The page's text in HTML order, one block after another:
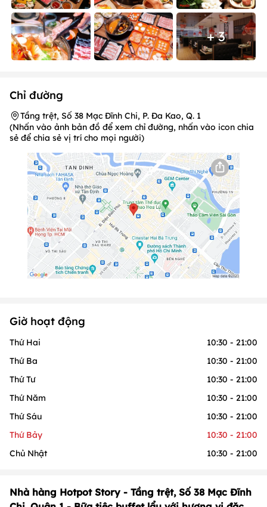
+ 3
Chỉ đường
Tầng trệt, Số 38 Mạc Đĩnh Chi, P. Đa Kao, Q. 1
(Nhấn vào ảnh bản đồ để xem chỉ đường, nhấn vào icon chia
sẻ để chia sẻ vị trí cho mọi người)
Giờ hoạt động
Thứ Hai
10:30 - 21:00
Thứ Ba
10:30 - 21:00
Thứ Tư
10:30 - 21:00
Thứ Năm
10:30 - 21:00
Thứ Sáu
10:30 - 21:00
Thứ Bảy
10:30 - 21:00
Chủ Nhật
10:30 - 21:00
Nhà hàng Hotpot Story - Tầng trệt, Số 38 Mạc Đĩnh